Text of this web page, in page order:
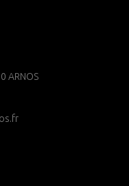
ARNOS